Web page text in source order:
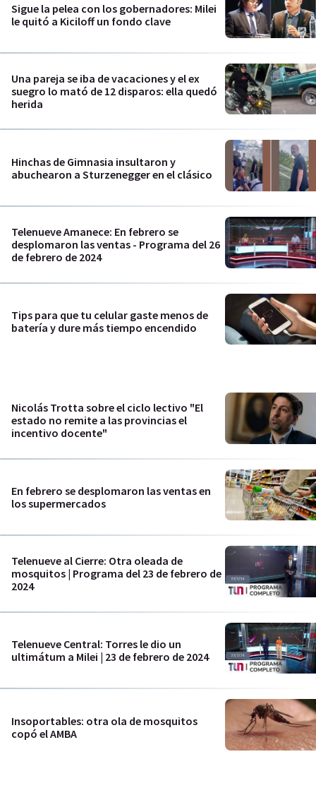
Sigue la pelea con los gobernadores: Milei
le quitó a Kiciloff un fondo clave
Una pareja se iba de vacaciones y el ex
suegro lo mató de 12 disparos: ella quedó
herida
Hinchas de Gimnasia insultaron y
abuchearon a Sturzenegger en el clásico
Telenueve Amanece: En febrero se
desplomaron las ventas - Programa del 26
de febrero de 2024
Tips para que tu celular gaste menos de
batería y dure más tiempo encendido
Nicolás Trotta sobre el ciclo lectivo "El
estado no remite a las provincias el
incentivo docente"
En febrero se desplomaron las ventas en
los supermercados
Telenueve al Cierre: Otra oleada de
mosquitos | Programa del 23 de febrero de
2024
Telenueve Central: Torres le dio un
ultimátum a Milei | 23 de febrero de 2024
Insoportables: otra ola de mosquitos
copó el AMBA